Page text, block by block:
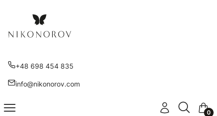
+48 698 454 835
info@nikonorov.com
Menu Zaloguj sięOtwórz
Szukaj